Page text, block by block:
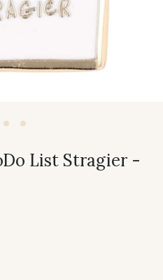
List Stragier -